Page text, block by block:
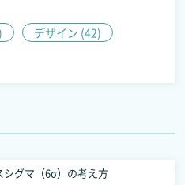
デザイン (42)
シグマ（6σ）の考え方